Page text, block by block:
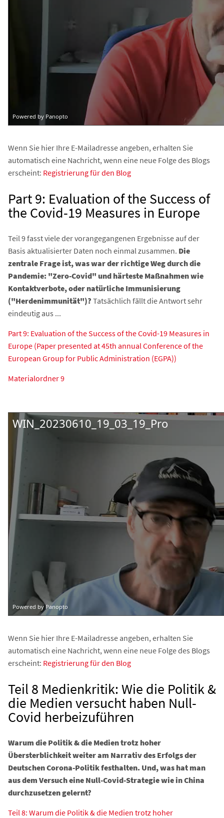
Wenn Sie hier Ihre E-Mailadresse angeben, erhalten Sie
automatisch eine Nachricht, wenn eine neue Folge des Blogs
erscheint: Registrierung für den Blog
Part 9: Evaluation of the Success of
the Covid-19 Measures in Europe
Teil 9 fasst viele der vorangegangenen Ergebnisse auf der
Basis aktualisierter Daten noch einmal zusammen. Die
zentrale Frage ist, was war der richtige Weg durch die
Pandemie: "Zero-Covid" und härteste Maßnahmen wie
Kontaktverbote, oder natürliche Immunisierung
("Herdenimmunität")? Tatsächlich fällt die Antwort sehr
eindeutig aus ...
Part 9: Evaluation of the Success of the Covid-19 Measures in
Europe (Paper presented at 45th annual Conference of the
European Group for Public Administration (EGPA))
Materialordner 9
Wenn Sie hier Ihre E-Mailadresse angeben, erhalten Sie
automatisch eine Nachricht, wenn eine neue Folge des Blogs
erscheint: Registrierung für den Blog
Teil 8 Medienkritik: Wie die Politik &
die Medien versucht haben Null-
Covid herbeizuführen
Warum die Politik & die Medien trotz hoher
Übersterblichkeit weiter am Narrativ des Erfolgs der
Deutschen Corona-Politik festhalten. Und, was hat man
aus dem Versuch eine Null-Covid-Strategie wie in China
durchzusetzen gelernt?
Teil 8: Warum die Politik & die Medien trotz hoher